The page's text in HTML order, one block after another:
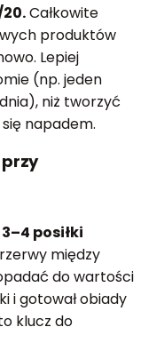
Całkowite
produktów
Lepiej
(np. jeden
niż tworzyć
napadem.
przy
posiłki
między
do wartości
i gotował obiady
klucz do